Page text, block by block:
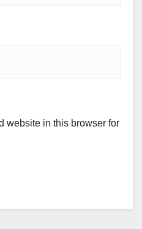
website in this browser for